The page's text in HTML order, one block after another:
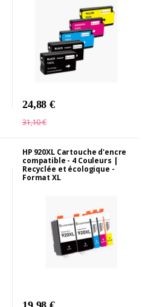
24,88 €
31,10 €
HP 920XL Cartouche d'encre
compatible - 4 Couleurs |
Recyclée et écologique -
Format XL